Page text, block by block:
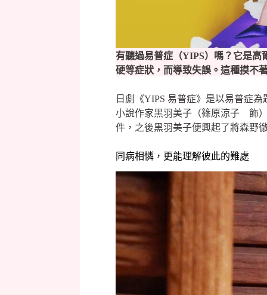
有聽過易普症（YIPS）嗎？它是高
硬等症狀，而導致失誤。這種摸不
日劇《YIPS 易普症》是以易普症
小說作家黑羽美子（篠原涼子 飾
件，之後黑羽美子便興起了將森野
同病相憐，更能理解彼此的難處